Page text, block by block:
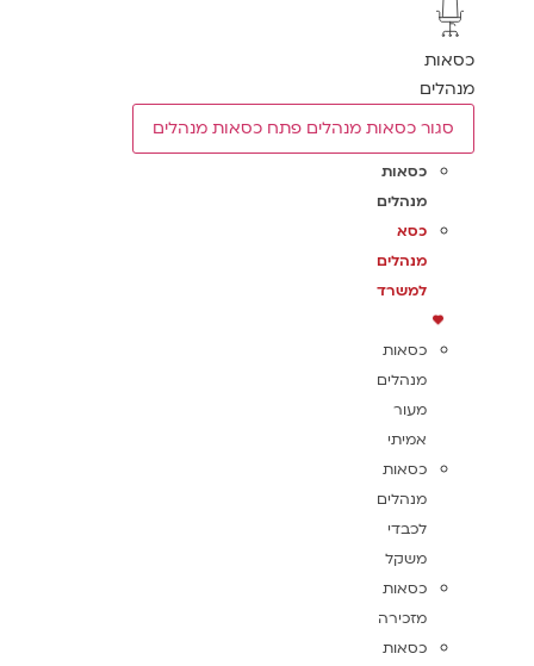
כסאות
מנהלים
סגור כסאות מנהלים פתח כסאות מנהלים
כסאות
מנהלים
כסא
מנהלים
למשרד
כסאות
מנהלים
מעור
אמיתי
כסאות
מנהלים
לכבדי
משקל
כסאות
מזכירה
כסאות